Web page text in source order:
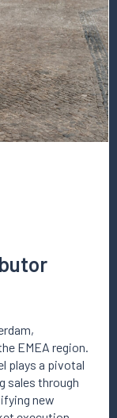
EMEA region.
plays a pivotal
sales through
new